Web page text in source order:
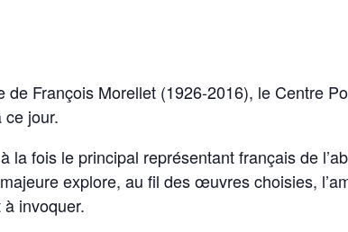
de François Morellet (1926-2016), le Centre
jour.
la fois le principal représentant français de
explore, au fil des œuvres choisies,
invoquer.